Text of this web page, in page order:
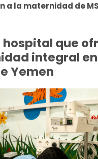
a la maternidad de
hospital que
integral
Yemen